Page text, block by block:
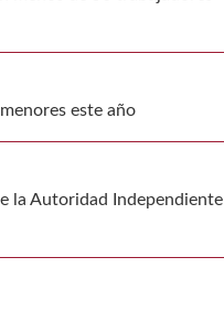
este año
la Autoridad Independiente